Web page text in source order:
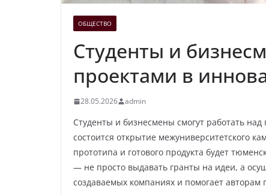
ОБЩЕСТВО
Студенты и
проектами в
28.05.2026 admin
Студенты и бизнесмены смогут работать
состоится открытие межуниверситетского
прототипа и готового продукта будет
— не просто выдавать гранты на идеи, а
создаваемых компаниях и помогает авторам